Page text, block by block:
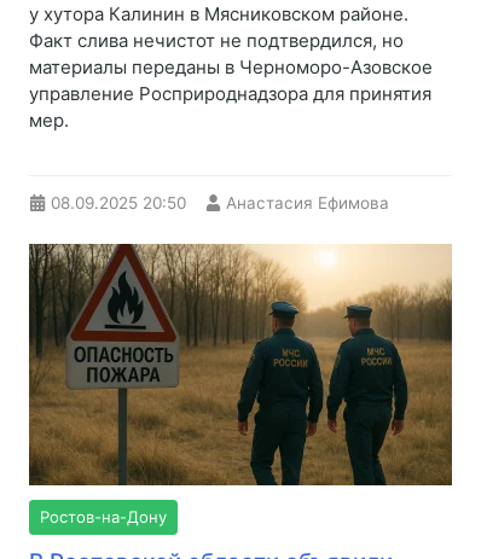
у хутора Калинин в Мясниковском районе.
Факт слива нечистот не подтвердился, но
материалы переданы в Черноморо-Азовское
управление Росприроднадзора для принятия
мер.
08.09.2025 20:50 Анастасия Ефимова
Ростов-на-Дону